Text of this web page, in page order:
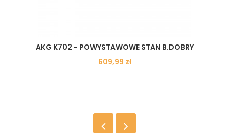
AKG K702 - POWYSTAWOWE STAN B.DOBRY
Cena
609,99 zł